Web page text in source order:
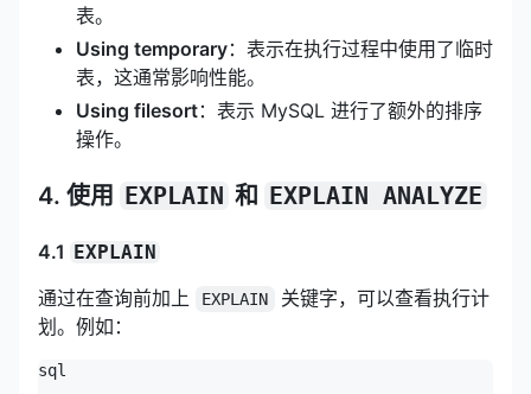
表。
Using temporary：表示在执行过程中使用了临时
表，这通常影响性能。
Using filesort：表示 MySQL 进行了额外的排序
操作。
4. 使用 EXPLAIN 和 EXPLAIN ANALYZE
4.1 EXPLAIN
通过在查询前加上 EXPLAIN
关键字，可以查看执行计
划。例如：
sql